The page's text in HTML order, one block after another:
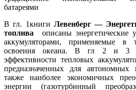
батареями
В гл. 1книги Левенберг —
топлива
описаны энергетические
аккумуляторами, применяемые в
освоения океана. В гл 2 и 3
эффективности тепловых
предназначенных для автономных
также наиболее экономичных
энергии (газотурбинный